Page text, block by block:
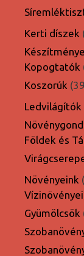
Kerti díszek
Kopogtatók
Koszorúk 39
Ledvilágítók
Földek és
Növényeink
Gyümölcsök